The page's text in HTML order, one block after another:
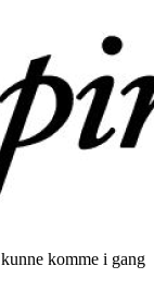
komme i gang